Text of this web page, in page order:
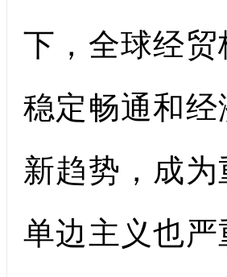
下，全球经
稳定畅通和
新趋势，成
单边主义也